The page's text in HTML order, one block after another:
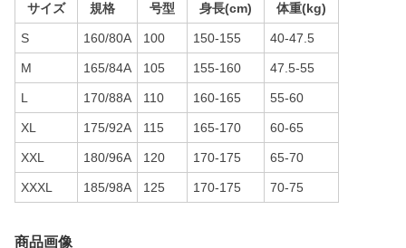
サイズ 規格 号型 身長(cm) 体重(kg)
S 160/80A 100 150-155 40-47.5
M 165/84A 105 155-160 47.5-55
L 170/88A 110 160-165 55-60
XL 175/92A 115 165-170 60-65
XXL 180/96A 120 170-175 65-70
XXXL 185/98A 125 170-175 70-75
商品画像